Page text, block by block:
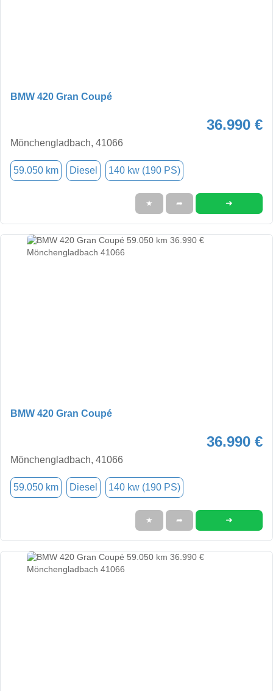
BMW 420 Gran Coupé
36.990 €
Mönchengladbach, 41066
59.050 km Diesel 140 kw (190 PS)
★ ➦ ➜
BMW 420 Gran Coupé
36.990 €
Mönchengladbach, 41066
59.050 km Diesel 140 kw (190 PS)
★ ➦ ➜